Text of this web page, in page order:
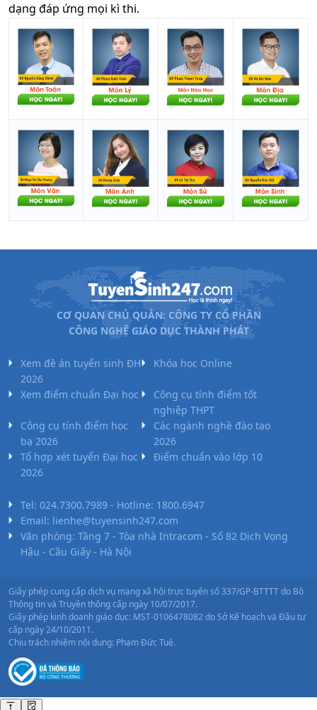
dạng đáp ứng mọi kì thi.
CƠ QUAN CHỦ QUẢN: CÔNG TY CỔ PHẦN
CÔNG NGHỆ GIÁO DỤC THÀNH PHÁT
Xem đề án tuyển sinh ĐH
2026
Khóa học Online
Xem điểm chuẩn Đại học
Công cụ tính điểm tốt
nghiệp THPT
Công cụ tính điểm học
bạ 2026
Các ngành nghề đào tạo
2026
Tổ hợp xét tuyển Đại học
2026
Điểm chuẩn vào lớp 10
Tel: 024.7300.7989 - Hotline: 1800.6947
Email: lienhe@tuyensinh247.com
Văn phòng: Tầng 7 - Tòa nhà Intracom - Số 82 Dịch Vọng
Hậu - Cầu Giấy - Hà Nội
Giấy phép cung cấp dịch vụ mạng xã hội trực tuyến số 337/GP-BTTTT do Bộ
Thông tin và Truyền thông cấp ngày 10/07/2017.
Giấy phép kinh doanh giáo dục: MST-0106478082 do Sở Kế hoạch và Đầu tư
cấp ngày 24/10/2011.
Chịu trách nhiệm nội dung: Phạm Đức Tuệ.